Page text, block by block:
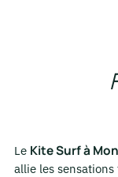
Le Kite Surf à
allie les